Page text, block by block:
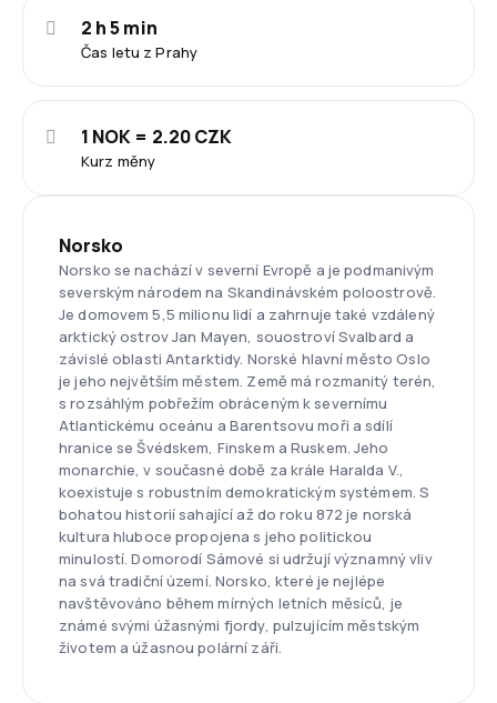
Čas letu z Prahy
2 h 5 min
Kurz měny
1 NOK = 2.20 CZK
Norsko
Norsko se nachází v severní Evropě a je podmanivým
severským národem na Skandinávském poloostrově.
Je domovem 5,5 milionu lidí a zahrnuje také vzdálený
arktický ostrov Jan Mayen, souostroví Svalbard a
závislé oblasti Antarktidy. Norské hlavní město Oslo
je jeho největším městem. Země má rozmanitý terén,
s rozsáhlým pobřežím obráceným k severnímu
Atlantickému oceánu a Barentsovu moři a sdílí
hranice se Švédskem, Finskem a Ruskem. Jeho
monarchie, v současné době za krále Haralda V.,
koexistuje s robustním demokratickým systémem. S
bohatou historií sahající až do roku 872 je norská
kultura hluboce propojena s jeho politickou
minulostí. Domorodí Sámové si udržují významný vliv
na svá tradiční území. Norsko, které je nejlépe
navštěvováno během mírných letních měsíců, je
známé svými úžasnými fjordy, pulzujícím městským
životem a úžasnou polární záři.